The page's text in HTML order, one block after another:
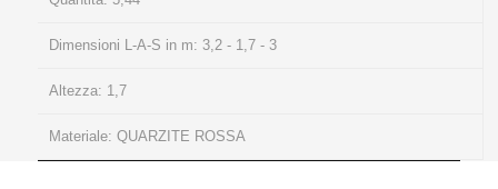
Dimensioni L-A-S in m: 3,2 - 1,7 - 3
Altezza: 1,7
Materiale: QUARZITE ROSSA